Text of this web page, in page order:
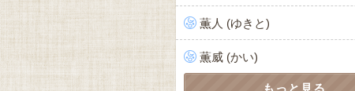
薫人 (ゆきと)
薫威 (かい)